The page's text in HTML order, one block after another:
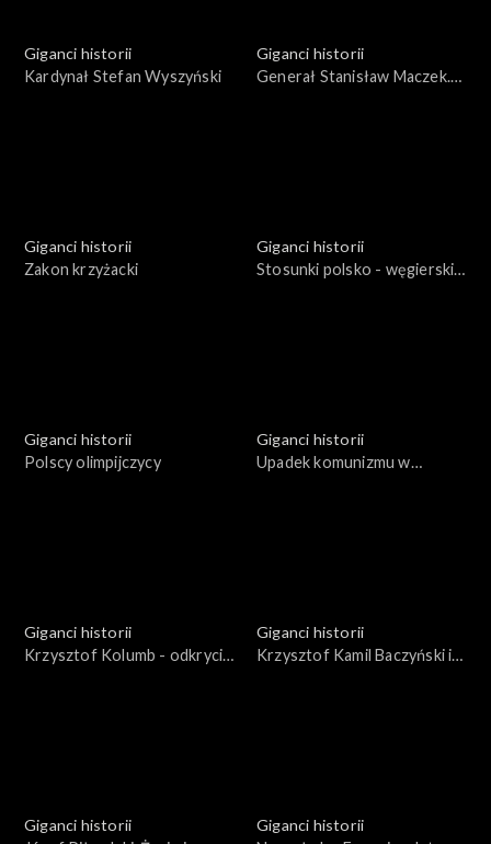
Giganci historii
Kardynał Stefan Wyszyński
Giganci historii
Generał Stanisław Maczek.
Giganci historii
Zakon krzyżacki
Giganci historii
Stosunki polsko - węgierskie
Giganci historii
Polscy olimpijczycy
Giganci historii
Upadek komunizmu w
Giganci historii
Krzysztof Kolumb - odkrycie
Giganci historii
Krzysztof Kamil Baczyński i
Giganci historii
Giganci historii